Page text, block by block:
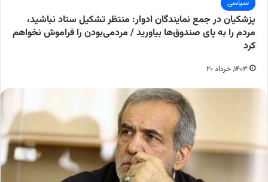
سیاسی
پزشکیان در جمع نمایندگان ادوار: منتظر تشکیل ستاد نباشید،
مردم را به پای صندوق‌ها بیاورید / مردمی‌بودن را فراموش نخواهم
کرد
۱۴۰۳, خرداد ۲۰